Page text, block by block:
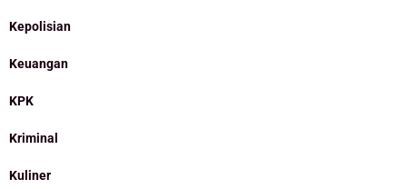
Kepolisian
Keuangan
KPK
Kriminal
Kuliner